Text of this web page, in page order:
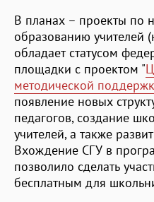
В планах – проекты по
образованию учителей
обладает статусом
площадки с проектом "
методической
появление новых
педагогов, создание
учителей, а также
Вхождение СГУ в
позволило сделать
бесплатным для